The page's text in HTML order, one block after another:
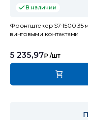
В наличии
Фронтштекер S7-1500 35
винтовыми контактами
5 235,97₽ /шт